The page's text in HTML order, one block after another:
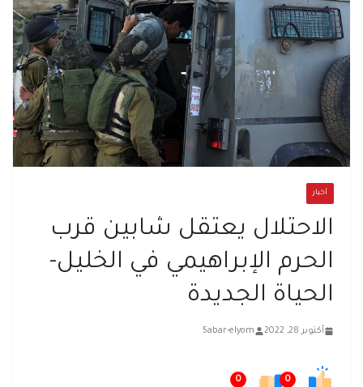
أخبار
الاحتلال يعتقل شابين قرب
الحرم الإبراهيمي في الخليل-
الحياة الجديدة
أكتوبر 28, 2022 5abar-elyom
0
0